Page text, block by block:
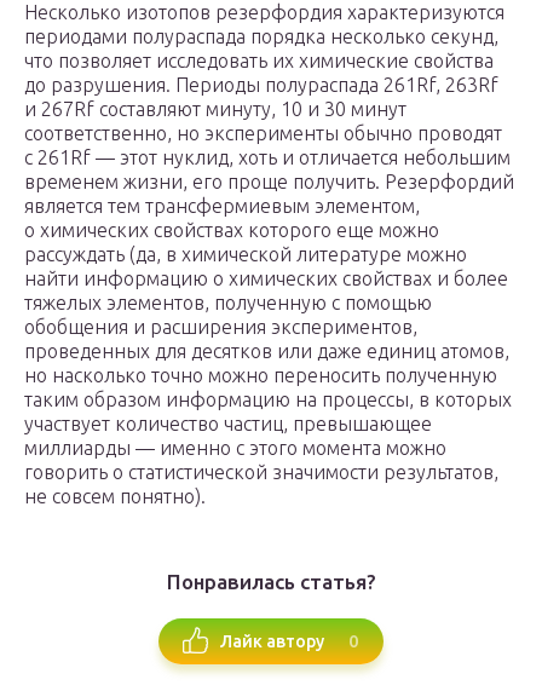
Несколько изотопов резерфордия характеризуются
периодами полураспада порядка несколько секунд,
что позволяет исследовать их химические свойства
до разрушения. Периоды полураспада 261Rf, 263Rf
и 267Rf составляют минуту, 10 и 30 минут
соответственно, но эксперименты обычно проводят
с 261Rf — этот нуклид, хоть и отличается небольшим
временем жизни, его проще получить. Резерфордий
является тем трансфермиевым элементом,
о химических свойствах которого еще можно
рассуждать (да, в химической литературе можно
найти информацию о химических свойствах и более
тяжелых элементов, полученную с помощью
обобщения и расширения экспериментов,
проведенных для десятков или даже единиц атомов,
но насколько точно можно переносить полученную
таким образом информацию на процессы, в которых
участвует количество частиц, превышающее
миллиарды — именно с этого момента можно
говорить о статистической значимости результатов,
не совсем понятно).
Понравилась статья?
Лайк автору 0